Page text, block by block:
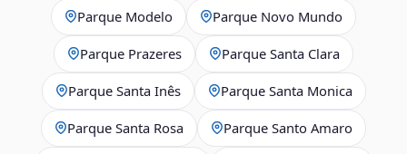
Parque Modelo Parque Novo Mundo
Parque Prazeres Parque Santa Clara
Parque Santa Inês Parque Santa Monica
Parque Santa Rosa Parque Santo Amaro